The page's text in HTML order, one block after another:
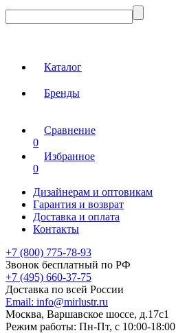
Каталог
Бренды
Сравнение
0
Избранное
0
Дизайнерам и оптовикам
Гарантия и возврат
Доставка и оплата
Контакты
+7 (800) 775-78-93
Звонок бесплатный по РФ
+7 (495) 660-37-75
Доставка по всей России
Email: info@mirlustr.ru
Москва, Варшавское шоссе, д.17c1
Режим работы: Пн-Пт, с 10:00-18:00